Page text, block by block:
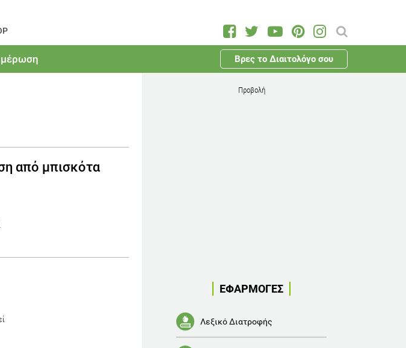
Βρες το Διαιτολόγο σου
από μπισκότα
Προβολή
ΕΦΑΡΜΟΓΕΣ
Λεξικό Διατροφής